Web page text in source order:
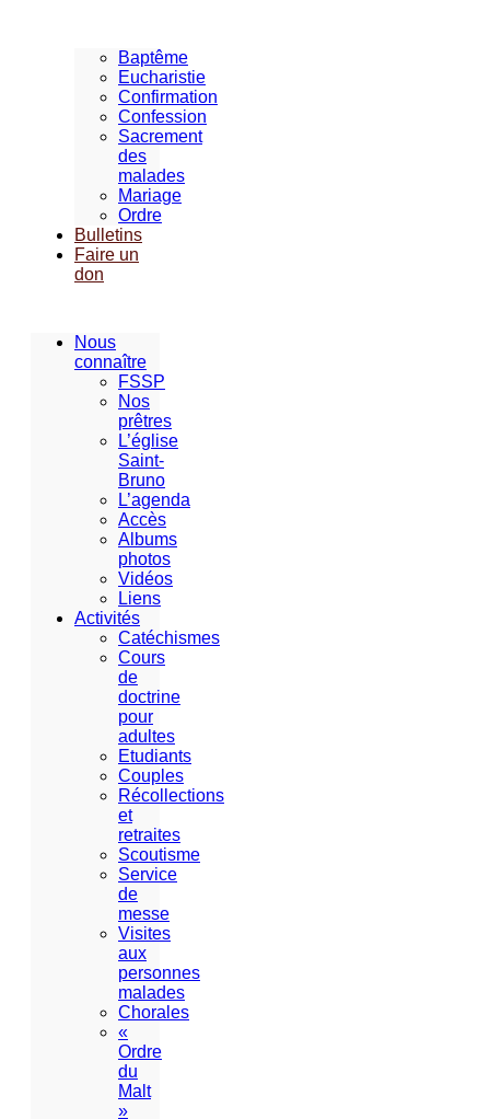
Baptême
Eucharistie
Confirmation
Confession
Sacrement
des
malades
Mariage
Ordre
Bulletins
Faire un
don
Nous
connaître
FSSP
Nos
prêtres
L’église
Saint-
Bruno
L’agenda
Accès
Albums
photos
Vidéos
Liens
Activités
Catéchismes
Cours
de
doctrine
pour
adultes
Etudiants
Couples
Récollections
et
retraites
Scoutisme
Service
de
messe
Visites
aux
personnes
malades
Chorales
«
Ordre
du
Malt
»